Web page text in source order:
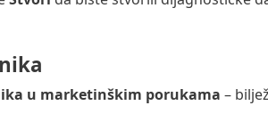
u marketinškim porukama –